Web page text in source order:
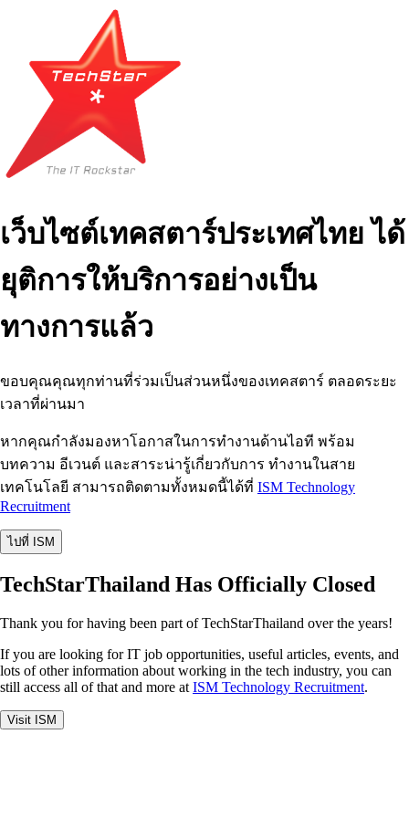
เว็บไซต์เทคสตาร์ประเทศไทย ได้
ยุติการให้บริการอย่างเป็น
ทางการแล้ว
ขอบคุณคุณทุกท่านที่ร่วมเป็นส่วนหนึ่งของเทคสตาร์ ตลอดระยะ
เวลาที่ผ่านมา
หากคุณกำลังมองหาโอกาสในการทำงานด้านไอที พร้อม
บทความ อีเวนต์ และสาระน่ารู้เกี่ยวกับการ ทำงานในสาย
เทคโนโลยี สามารถติดตามทั้งหมดนี้ได้ที่ ISM Technology
Recruitment
ไปที่ ISM
TechStarThailand Has Officially Closed
Thank you for having been part of TechStarThailand over the years!
If you are looking for IT job opportunities, useful articles, events, and
lots of other information about working in the tech industry, you can
still access all of that and more at ISM Technology Recruitment.
Visit ISM